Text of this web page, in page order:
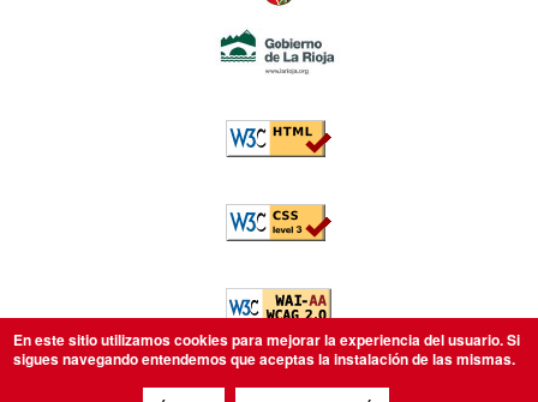
W3C: HTML5
W3C: CSS
W3C: AA WCAG
Política de privacidad
En este sitio utilizamos cookies para mejorar la experiencia del usuario. Si
sigues navegando entendemos que aceptas la instalación de las mismas.